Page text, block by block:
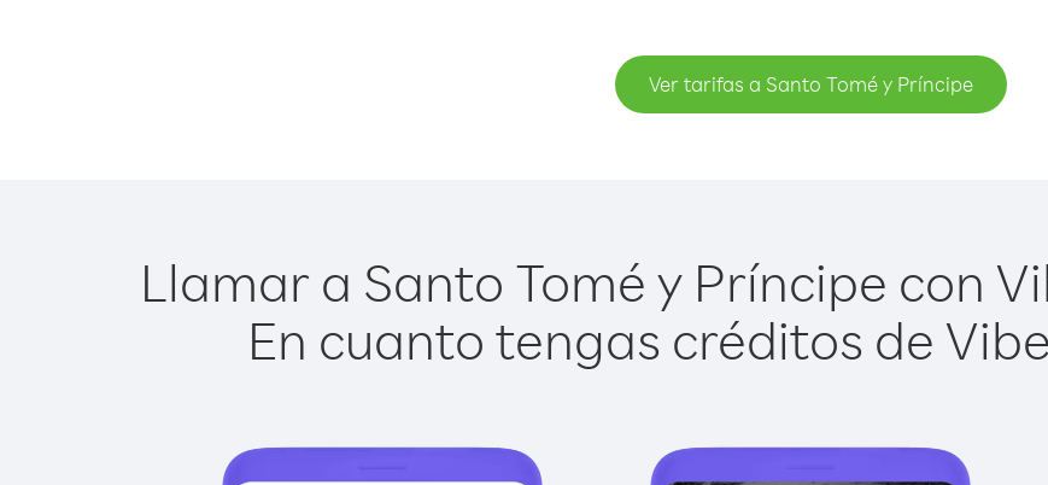
Ver tarifas a Santo Tomé y Príncipe
Llamar a Santo Tomé y Príncipe con
En cuanto tengas créditos de